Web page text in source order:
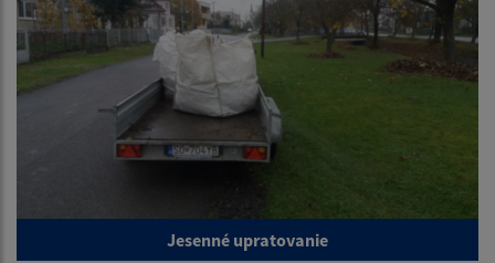
Jesenné upratovanie